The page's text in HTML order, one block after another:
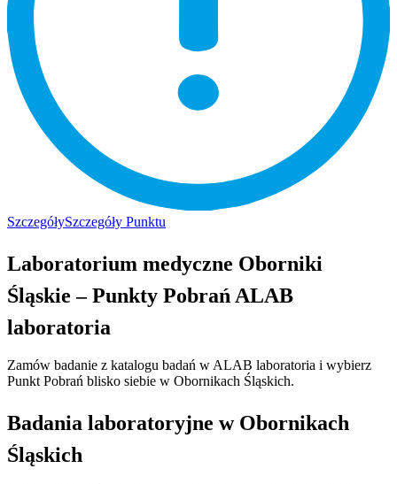
SzczegółySzczegóły Punktu
Laboratorium medyczne Oborniki
Śląskie – Punkty Pobrań ALAB
laboratoria
Zamów badanie z katalogu badań w ALAB laboratoria i wybierz
Punkt Pobrań blisko siebie w Obornikach Śląskich.
Badania laboratoryjne w Obornikach
Śląskich